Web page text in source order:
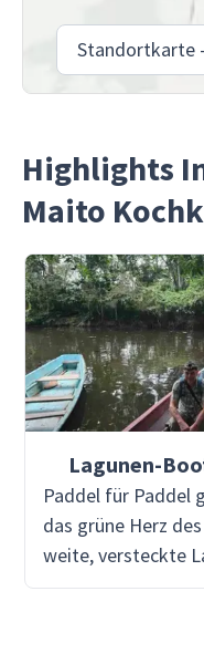
Standortkarte
Highlights
Maito
Lagunen-
Paddel für Paddel
das grüne Herz
weite, versteckte
dir - ruhig,